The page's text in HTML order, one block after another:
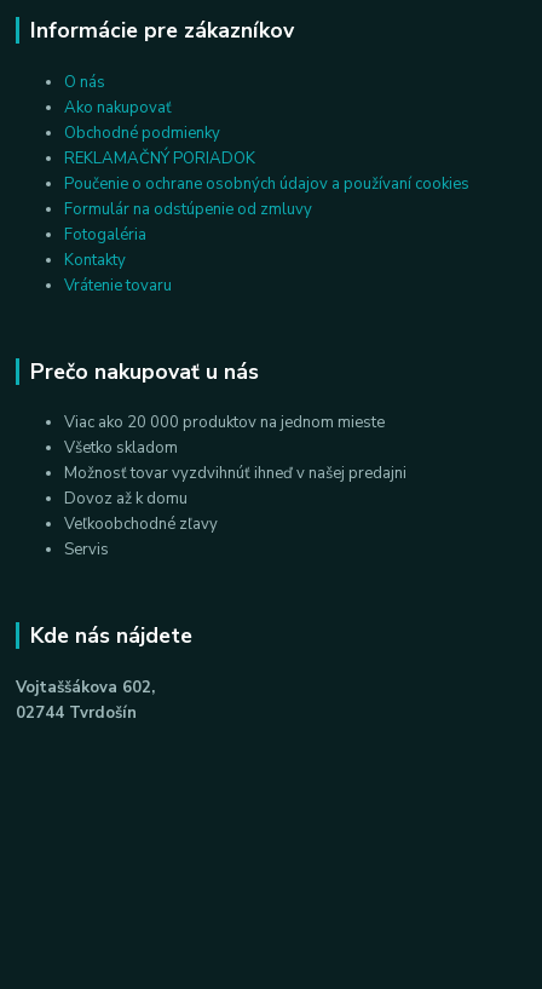
Informácie pre zákazníkov
O nás
Ako nakupovať
Obchodné podmienky
REKLAMAČNÝ PORIADOK
Poučenie o ochrane osobných údajov a používaní cookies
Formulár na odstúpenie od zmluvy
Fotogaléria
Kontakty
Vrátenie tovaru
Prečo nakupovať u nás
Viac ako 20 000 produktov na jednom mieste
Všetko skladom
Možnosť tovar vyzdvihnúť ihneď v našej predajni
Dovoz až k domu
Veľkoobchodné zľavy
Servis
Kde nás nájdete
Vojtaššákova 602,
02744 Tvrdošín